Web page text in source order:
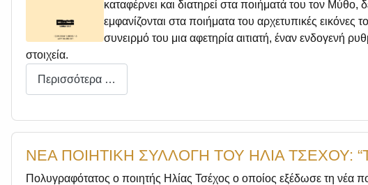
καταφέρνει και διατηρεί στα ποιήματά του τον
εμφανίζονται στα ποιήματα του αρχετυπικές
συνειρμό του μια αφετηρία αιτιατή, έναν ενδογενή
στοιχεία.
Περισσότερα …
ΝΕΑ ΠΟΙΗΤΙΚΗ ΣΥΛΛΟΓΗ ΤΟΥ ΗΛΙΑ ΤΣΕΧΟΥ:
Πολυγραφότατος ο ποιητής Ηλίας Τσέχος ο οποίος εξέδωσε τη νέα